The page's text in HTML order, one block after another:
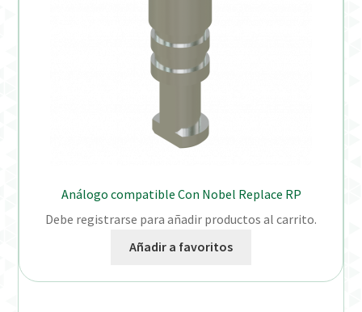
Análogo compatible Con Nobel Replace RP
Debe registrarse para añadir productos al carrito.
Añadir a favoritos